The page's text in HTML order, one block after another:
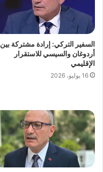
السفير التركي: إرادة مشتركة بين
أردوغان والسيسي للاستقرار
الإقليمي
16 يوليو، 2026